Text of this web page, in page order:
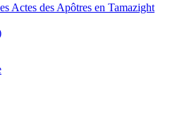
Actes des Apôtres en Tamazight